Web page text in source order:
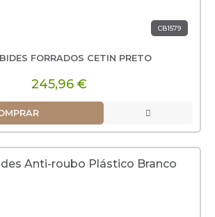
CB1579
FORRADOS CETIN PRETO
245,96 €